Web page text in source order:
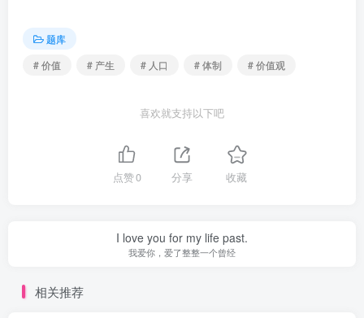
题库
# 价值
# 产生 # 人口 # 体制 # 价值观
喜欢就支持以下吧
点赞0 分享 收藏
I love you for my life past.
我爱你，爱了整整一个曾经
相关推荐